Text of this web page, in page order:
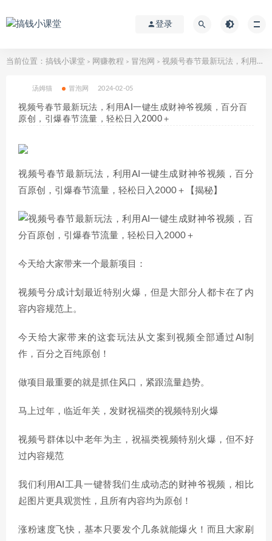
登录
当前位置： 搞钱小课堂 > 网赚教程 > 冒泡网 > 视频号春节最新玩法，利用AI一键生成财神爷视频，百分百原创，引爆春节流量，轻松日入2000＋
汤姆猫 冒泡网 2024-02-05
视频号春节最新玩法，利用AI一键生成财神爷视频，百分百
原创，引爆春节流量，轻松日入2000＋
视频号春节最新玩法，利用AI一键生成财神爷视频，百分
百原创，引爆春节流量，轻松日入2000＋【揭秘】
今天给大家带来一个最新项目：
视频号分成计划最近特别火爆，但是大部分人都卡在了内
容内容规范上。
今天给大家带来的这套玩法从文案到视频全部通过AI制
作，百分之百纯原创！
做项目最重要的就是抓住风口，紧跟流量趋势。
马上过年，临近年关，发财祝福类的视频特别火爆
视频号群体以中老年为主，祝福类视频特别火爆，但不好
过内容规范
我们利用AI工具一键替我们生成动态的财神爷视频，相比
起图片更具观赏性，且所有内容均为原创！
涨粉速度飞快，基本只要发个几条就能爆火！而且大家刷